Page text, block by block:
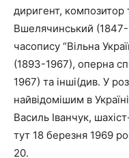
диригент, композитор
Вшелячинський
часопису “Вільна
(1893-1967), оперна
1967) та інші(див. У
найвідомішим в
Василь Іванчук,
тут 18 березня 1969
20.